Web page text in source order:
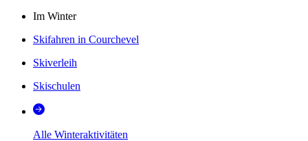
Im Winter
Skifahren in Courchevel
Skiverleih
Skischulen
Alle Winteraktivitäten